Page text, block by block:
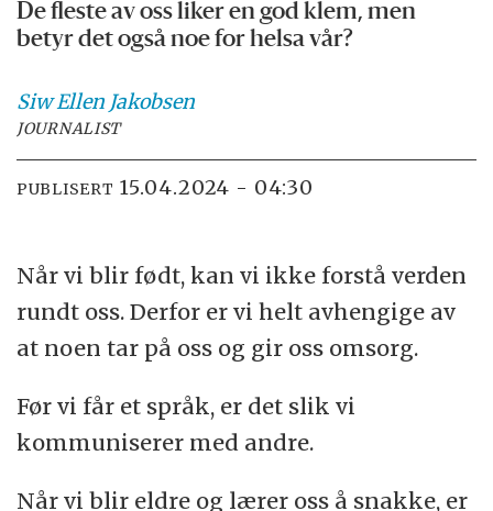
De fleste av oss liker en god klem, men
betyr det også noe for helsa vår?
Siw Ellen Jakobsen
JOURNALIST
PUBLISERT 15.04.2024 - 04:30
Når vi blir født, kan vi ikke forstå verden
rundt oss. Derfor er vi helt avhengige av
at noen tar på oss og gir oss omsorg.
Før vi får et språk, er det slik vi
kommuniserer med andre.
Når vi blir eldre og lærer oss å snakke, er